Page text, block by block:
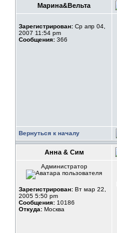
Марина&Вельта
Зарегистрирован: Ср апр 04,
2007 11:54 pm
Сообщения: 366
Вернуться к началу
Анна & Сим
Администратор
Зарегистрирован: Вт мар 22,
2005 5:50 pm
Сообщения: 10186
Откуда: Москва